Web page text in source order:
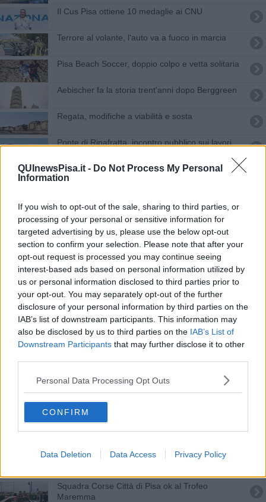
QUInewsPisa.it - Do Not Process My Personal
Information
If you wish to opt-out of the sale, sharing to third parties, or
processing of your personal or sensitive information for
targeted advertising by us, please use the below opt-out
section to confirm your selection. Please note that after your
opt-out request is processed you may continue seeing
interest-based ads based on personal information utilized by
us or personal information disclosed to third parties prior to
your opt-out. You may separately opt-out of the further
disclosure of your personal information by third parties on the
IAB’s list of downstream participants. This information may
also be disclosed by us to third parties on the IAB’s List of
Downstream Participants that may further disclose it to other
Personal Data Processing Opt Outs
CONFIRM
Data Deletion Data Access Privacy Policy
Il Cus Pisa ottiene 10 medaglie ai CNU
Terrore al volante, l'auto va a fuoco in marcia
Pisa Beach Soccer, doppio colpo e vetta solitaria
Aebischer fa la storia trent'anni dopo Berggreen
Regata, modifiche a viabilità e sosta
Ponte di Ripafratta, incontro pubblico sui lavori
Il cuore degli ex nerazzurri in campo per il Parco
di Mau
Rifiuti, si estende la misurazione
dell’indifferenziata
Tutto pronto per la prima serata di “Fuor di
Maggio”
Doppio evento in centro, cambia la viabilità
Bandiere blu, Toscana sul podio tra conferme e
new entry
Ripafratta, lavori sul ponte verso il via
Sant'Anna, tre studenti che sfidarono il regime
Toscana
​Riaperto il ponte sull'Ozzeri
Aeroporto di Pisa, furto di profumi: tre arresti
Squadra Corse Città di Pisa ok al Trofeo
Maremma